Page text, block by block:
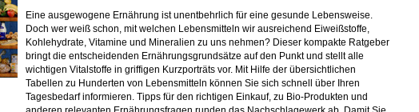
Eine ausgewogene Ernährung ist unentbehrlich für eine gesunde Lebensweise.
Doch wer weiß schon, mit welchen Lebensmitteln wir ausreichend Eiweißstoffe,
Kohlehydrate, Vitamine und Mineralien zu uns nehmen? Dieser kompakte Ratgeber
bringt die entscheidenden Ernährungsgrundsätze auf den Punkt und stellt alle
wichtigen Vitalstoffe in griffigen Kurzporträts vor. Mit Hilfe der übersichtlichen
Tabellen zu Hunderten von Lebensmitteln können Sie sich schnell über Ihren
Tagesbedarf informieren. Tipps für den richtigen Einkauf, zu Bio-Produkten und